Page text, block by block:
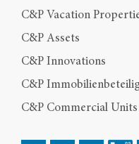
C&P Vacation
C&P Assets
C&P Innovations
C&P
C&P Commercial Units